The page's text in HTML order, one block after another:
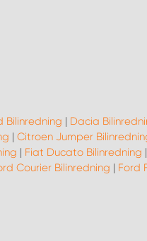
Bilinredning | Dacia
| Citroen Jumper
| Fiat Ducato Bilinredning |
Courier Bilinredning | Ford